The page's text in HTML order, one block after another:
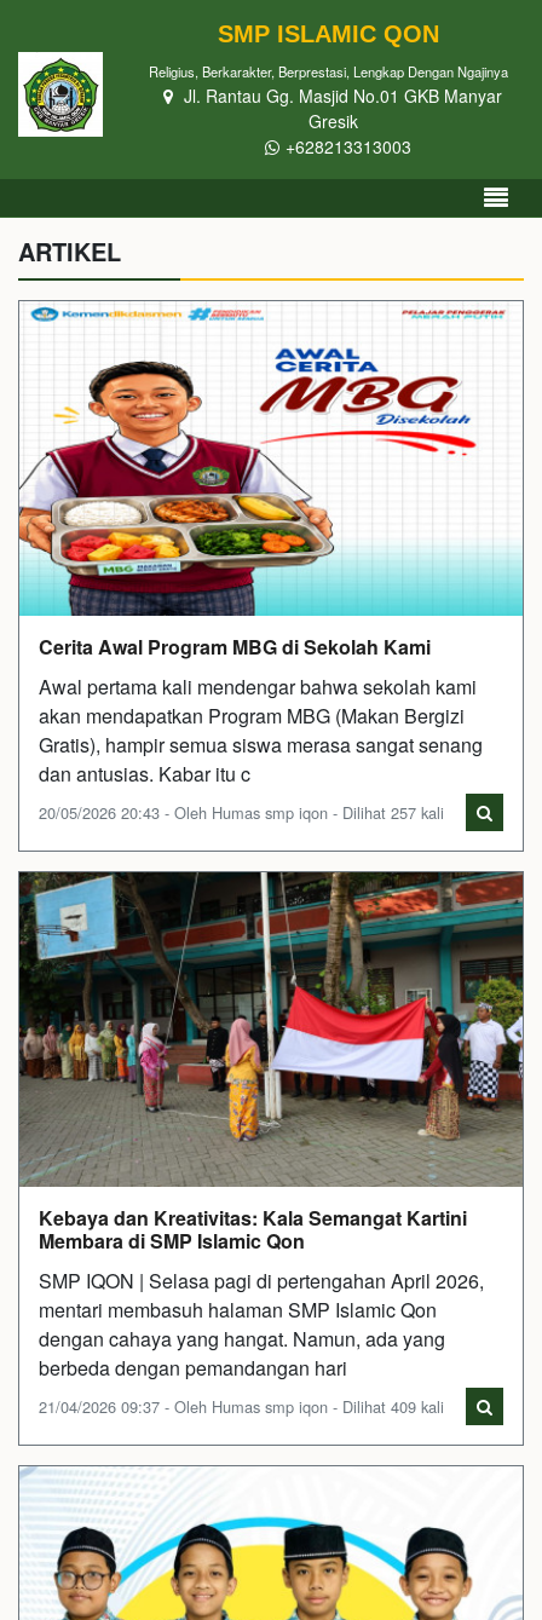
SMP ISLAMIC QON
Religius, Berkarakter, Berprestasi, Lengkap Dengan Ngajinya
Jl. Rantau Gg. Masjid No.01 GKB Manyar
Gresik
+628213313003
ARTIKEL
Cerita Awal Program MBG di Sekolah Kami
Awal pertama kali mendengar bahwa sekolah kami
akan mendapatkan Program MBG (Makan Bergizi
Gratis), hampir semua siswa merasa sangat senang
dan antusias. Kabar itu c
20/05/2026 20:43 - Oleh Humas smp iqon - Dilihat 257 kali
Kebaya dan Kreativitas: Kala Semangat Kartini
Membara di SMP Islamic Qon
SMP IQON | Selasa pagi di pertengahan April 2026,
mentari membasuh halaman SMP Islamic Qon
dengan cahaya yang hangat. Namun, ada yang
berbeda dengan pemandangan hari
21/04/2026 09:37 - Oleh Humas smp iqon - Dilihat 409 kali